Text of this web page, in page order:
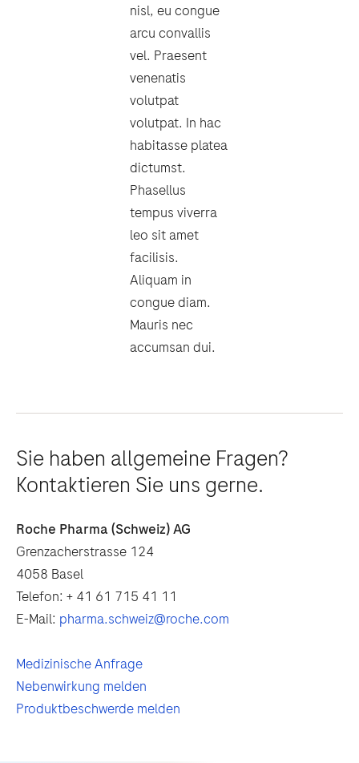
nisl, eu congue
arcu convallis
vel. Praesent
venenatis
volutpat
volutpat. In hac
habitasse platea
dictumst.
Phasellus
tempus viverra
leo sit amet
facilisis.
Aliquam in
congue diam.
Mauris nec
accumsan dui.
Sie haben allgemeine Fragen?
Kontaktieren Sie uns gerne.
Roche Pharma (Schweiz) AG
Grenzacherstrasse 124
4058 Basel
Telefon: + 41 61 715 41 11
E-Mail: pharma.schweiz@roche.com
Medizinische Anfrage
Nebenwirkung melden
Produktbeschwerde melden